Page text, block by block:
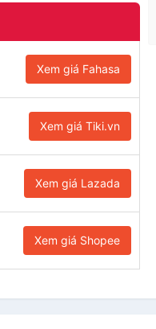
Xem giá Fahasa
Xem giá Tiki.vn
Xem giá Lazada
Xem giá Shopee